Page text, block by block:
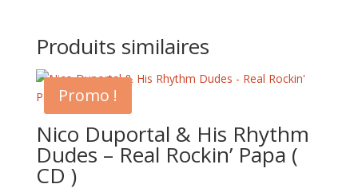
Produits similaires
Promo !
Nico Duportal & His Rhythm
Dudes – Real Rockin’ Papa (
CD )